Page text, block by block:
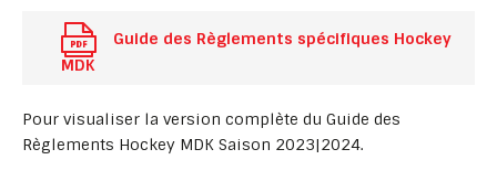
Guide des Règlements spécifiques Hockey
MDK
Pour visualiser la version complète du Guide des
Règlements Hockey MDK Saison 2023|2024.